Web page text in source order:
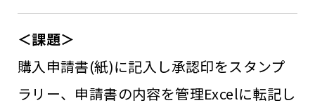
＜課題＞
購入申請書(紙)に記入し承認印をスタンプ
ラリー、申請書の内容を管理Excelに転記し